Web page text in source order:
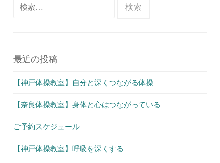
ゲ
ョ
最近の投稿
【神戸体操教室】自分と深くつながる体操
【奈良体操教室】身体と心はつながっている
ご予約スケジュール
【神戸体操教室】呼吸を深くする